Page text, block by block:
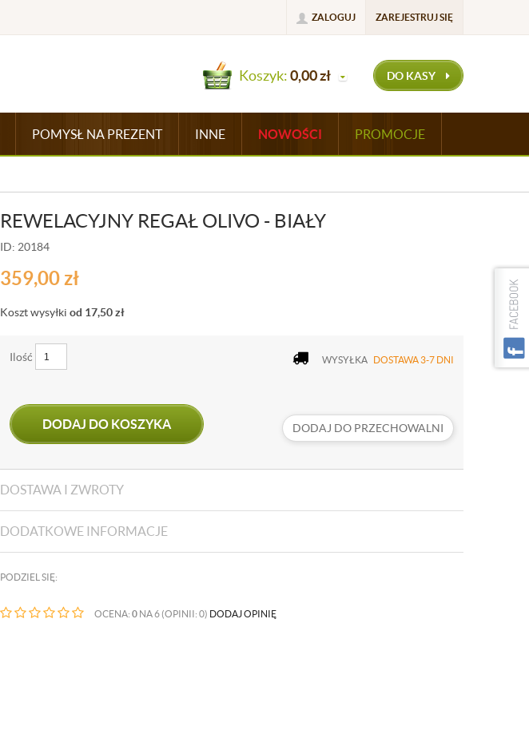
ZALOGUJ ZAREJESTRUJ SIĘ
Koszyk:0,00zł DO KASY
POMYSŁ NA PREZENT INNE NOWOŚCI PROMOCJE
REWELACYJNY REGAŁ OLIVO - BIAŁY
ID: 20184
359,00zł
Koszt wysyłki od 17,50zł
Ilość WYSYŁKA DOSTAWA 3-7 DNI
DODAJ DO KOSZYKA DODAJ DO PRZECHOWALNI
DOSTAWA I ZWROTY
DODATKOWE INFORMACJE
PODZIEL SIĘ:
OCENA: 0 NA 6 (OPINII: 0) DODAJ OPINIĘ